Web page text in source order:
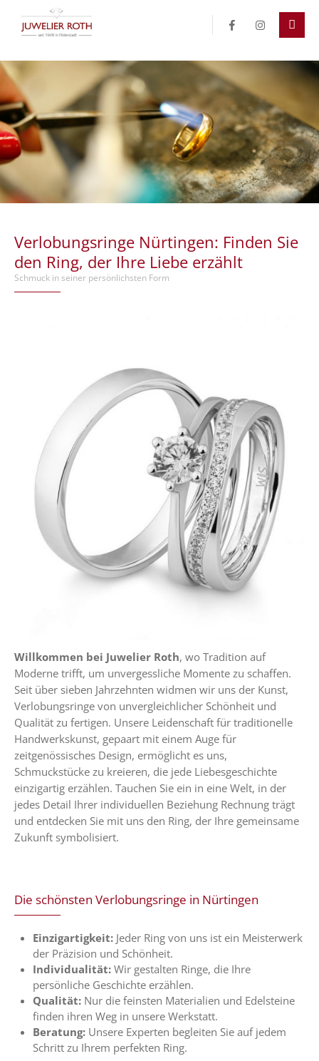
Der Eintrag "offcanvas-col1" existiert leider nicht.
Der Eintrag "offcanvas-col2" existiert leider nicht.
Der Eintrag "offcanvas-col3" existiert leider nicht.
Der Eintrag "offcanvas-col4" existiert leider nicht.
Verlobungsringe Nürtingen: Finden Sie
den Ring, der Ihre Liebe erzählt
Schmuck in seiner persönlichsten Form
Willkommen bei Juwelier Roth, wo Tradition auf
Moderne trifft, um unvergessliche Momente zu schaffen.
Seit über sieben Jahrzehnten widmen wir uns der Kunst,
Verlobungsringe von unvergleichlicher Schönheit und
Qualität zu fertigen. Unsere Leidenschaft für traditionelle
Handwerkskunst, gepaart mit einem Auge für
zeitgenössisches Design, ermöglicht es uns,
Schmuckstücke zu kreieren, die jede Liebesgeschichte
einzigartig erzählen. Tauchen Sie ein in eine Welt, in der
jedes Detail Ihrer individuellen Beziehung Rechnung trägt
und entdecken Sie mit uns den Ring, der Ihre gemeinsame
Zukunft symbolisiert.
Die schönsten Verlobungsringe in Nürtingen
Einzigartigkeit: Jeder Ring von uns ist ein Meisterwerk
der Präzision und Schönheit.
Individualität: Wir gestalten Ringe, die Ihre
persönliche Geschichte erzählen.
Qualität: Nur die feinsten Materialien und Edelsteine
finden ihren Weg in unsere Werkstatt.
Beratung: Unsere Experten begleiten Sie auf jedem
Schritt zu Ihrem perfekten Ring.